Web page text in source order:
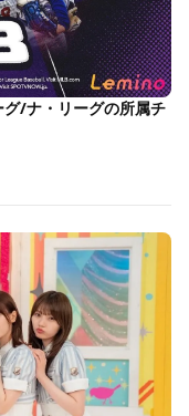
/ナ・リーグの所属チ